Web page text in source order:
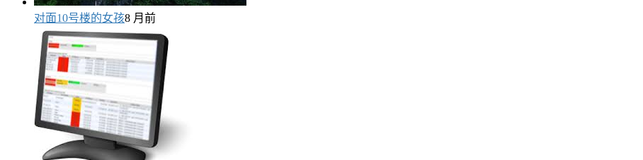
对面10号楼的女孩8 月前